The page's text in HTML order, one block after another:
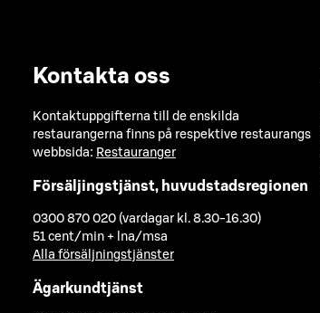
Kontakta oss
Kontaktuppgifterna till de enskilda
restaurangerna finns på respektive restaurangs
webbsida: Restauranger
Försäljingstjänst, huvudstadsregionen
0300 870 020 (vardagar kl. 8.30-16.30)
51 cent/min + lna/msa
Alla försäljningstjänster
Ägarkundtjänst